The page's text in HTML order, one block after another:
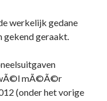
werkelijk gedane
gekend geraakt.
wÃ©l mÃ©Ã©r
(onder het vorige